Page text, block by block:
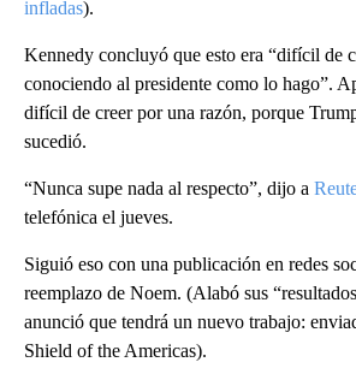
infladas).
Kennedy concluyó que esto era “difícil de
conociendo al presidente como lo hago”.
difícil de creer por una razón, porque
sucedió.
“Nunca supe nada al respecto”, dijo a
telefónica el jueves.
Siguió eso con una publicación en redes
reemplazo de Noem. (Alabó sus
anunció que tendrá un nuevo trabajo:
Shield of the Americas).